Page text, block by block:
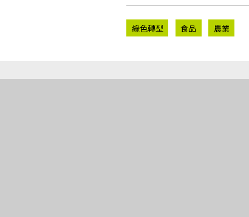
綠色轉型 食品 農業